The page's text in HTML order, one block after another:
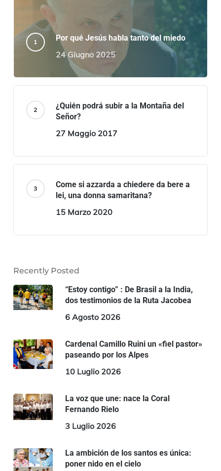
Por qué Jesús habla tanto del miedo
24 Giugno 2025
¿Quién podrá subir a la Montaña del
Señor?
27 Maggio 2017
Come si azzarda a chiedere da bere a
lei, una donna samaritana?
15 Marzo 2020
Recently Posted
“Estoy contigo” : De Brasil a la India,
dos testimonios de la Ruta Jacobea
6 Agosto 2026
Cardenal Camillo Ruini un «fiel pastor»
paseando por los Alpes
10 Luglio 2026
La voz que une: nace la Coral
Fernando Rielo
3 Luglio 2026
La ambición de los santos es única:
poner nido en el cielo